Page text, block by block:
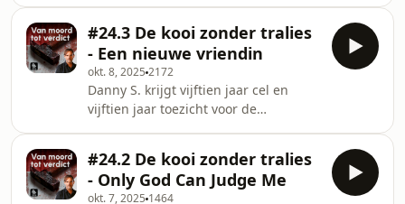
een feestjaar worden voor Leut, want
de parochie vierde haar 900-jarig
bestaan. Dat deden ze met een
grootse processie en een ten
frituurovervaller die in 2002
doodgeschoten werd door de politie.
Drieëntwintig jaar later weet nog
steeds niémand wie die man was. In
deze podcast, getiteld ‘Gangster Y’,
start Thomas een onderzoek om uit te
klaren hoe het kan dat de overvaller
nooit geïdentificeerd werd. In de
#24.3 De kooi zonder tralies
- Een nieuwe vriendin
okt. 8, 2025 2172
Danny S. krijgt vijftien jaar cel en
vijftien jaar toezicht voor de
aan dat Sonja maandenlang werd
vernederd, geslagen en psychisch
#24.2 De kooi zonder tralies
- Only God Can Judge Me
okt. 7, 2025 1464